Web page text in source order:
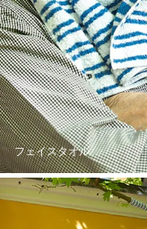
フェイスタオル